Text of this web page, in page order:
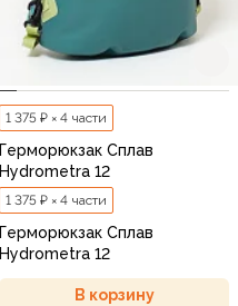
1 375 ₽ × 4 части
Герморюкзак Сплав
Hydrometra 12
1 375 ₽ × 4 части
Герморюкзак Сплав
Hydrometra 12
В корзину